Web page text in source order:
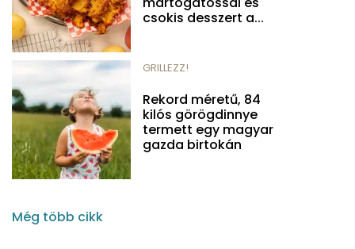
csokis desszert a...
GRILLEZZ!
Rekord méretű, 84
kilós görögdinnye
termett egy magyar
gazda birtokán
Még több cikk